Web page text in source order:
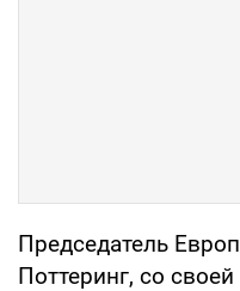
Председатель
Поттеринг, со